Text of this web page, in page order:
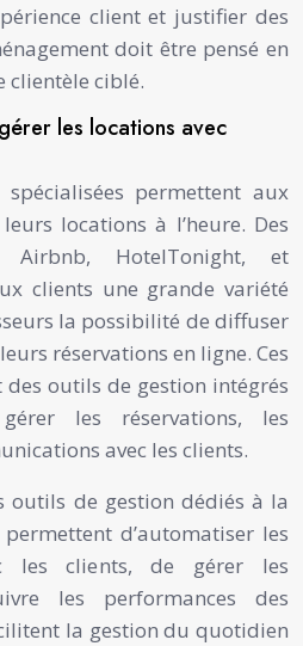
client et justifier des
doit être pensé en
clientèle ciblé.
les locations avec
permettent aux
locations à l’heure. Des
Airbnb, HotelTonight, et
clients une grande variété
la possibilité de diffuser
réservations en ligne. Ces
outils de gestion intégrés
les réservations, les
avec les clients.
outils de gestion dédiés à la
d’automatiser les
les clients, de gérer les
les performances des
la gestion du quotidien